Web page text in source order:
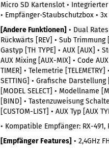
Micro SD Kartenslot •
• Empfänger-Staubschutzbox •
[Andere Funktionen] • Dual
Rückwärts [REV] • Sub
Gastyp [TH TYPE] • AUX [AUX] •
AUX Mixing [AUX-MIX] • Code
TIMER] • Telemetrie
SETTING] • Grafische Darstellung
[MODEL SELECT] • Modellname
[BIND] • Tastenzuweisung
[CUSTOM-LIST] • AUX Typ [AUX
• Kompatible Empfänger: RX-491,
[Empfänger Features] • 2,4GHz